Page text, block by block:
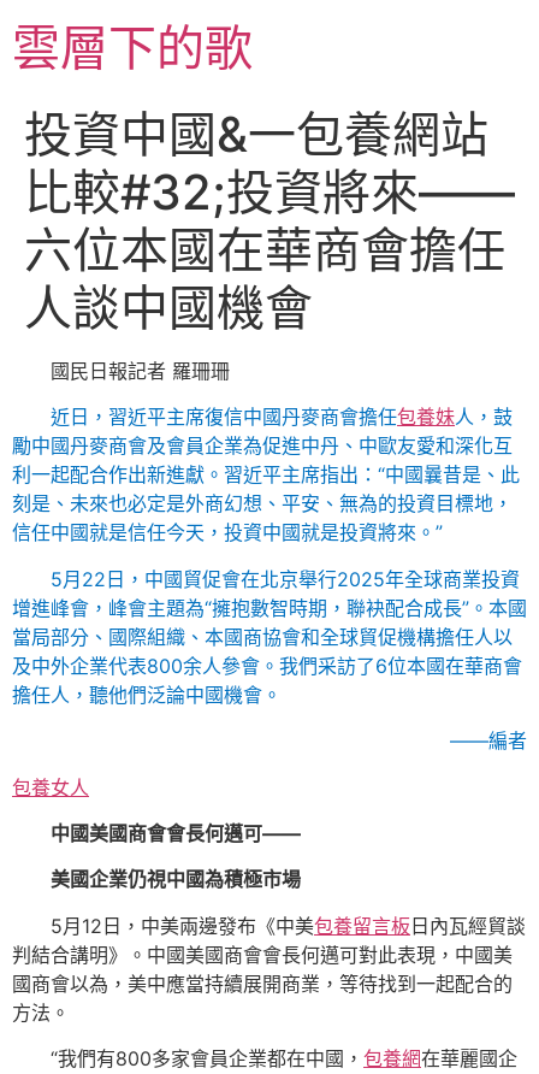
至雲層下的歌
投資中國&一包養網站
比較#32;投資將來——
六位本國在華商會擔任
人談中國機會
國民日報記者 羅珊珊
近日，習近平主席復信中國丹麥商會擔任包養妹人，鼓
勵中國丹麥商會及會員企業為促進中丹、中歐友愛和深化互
利一起配合作出新進獻。習近平主席指出：“中國曩昔是、此
刻是、未來也必定是外商幻想、平安、無為的投資目標地，
信任中國就是信任今天，投資中國就是投資將來。”
5月22日，中國貿促會在北京舉行2025年全球商業投資
增進峰會，峰會主題為“擁抱數智時期，聯袂配合成長”。本國
當局部分、國際組織、本國商協會和全球貿促機構擔任人以
及中外企業代表800余人參會。我們采訪了6位本國在華商會
擔任人，聽他們泛論中國機會。
——編者
包養女人
中國美國商會會長何邁可——
美國企業仍視中國為積極市場
5月12日，中美兩邊發布《中美包養留言板日內瓦經貿談
判結合講明》。中國美國商會會長何邁可對此表現，中國美
國商會以為，美中應當持續展開商業，等待找到一起配合的
方法。
“我們有800多家會員企業都在中國， 包養網在華麗國企